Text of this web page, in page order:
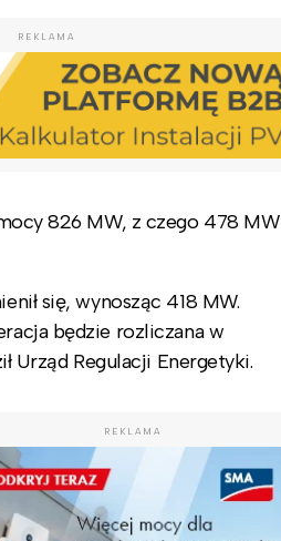
REKLAMA
826 MW, z czego 478 MW
się, wynosząc 418 MW.
będzie rozliczana w
Urząd Regulacji Energetyki.
REKLAMA